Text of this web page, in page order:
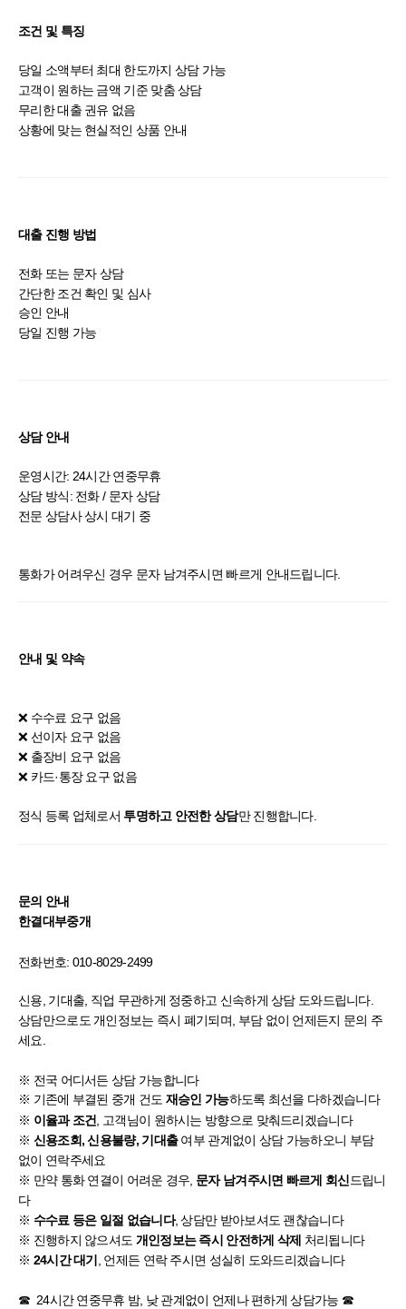
조건 및 특징
당일 소액부터 최대 한도까지 상담 가능
고객이 원하는 금액 기준 맞춤 상담
무리한 대출 권유 없음
상황에 맞는 현실적인 상품 안내
대출 진행 방법
전화 또는 문자 상담
간단한 조건 확인 및 심사
승인 안내
당일 진행 가능
상담 안내
운영시간: 24시간 연중무휴
상담 방식: 전화 / 문자 상담
전문 상담사 상시 대기 중
통화가 어려우신 경우 문자 남겨주시면 빠르게 안내드립니다.
안내 및 약속
❌ 수수료 요구 없음
❌ 선이자 요구 없음
❌ 출장비 요구 없음
❌ 카드·통장 요구 없음
정식 등록 업체로서 투명하고 안전한 상담만 진행합니다.
문의 안내
한결대부중개
전화번호: 010-8029-2499
신용, 기대출, 직업 무관하게 정중하고 신속하게 상담 도와드립니다.
상담만으로도 개인정보는 즉시 폐기되며, 부담 없이 언제든지 문의 주
세요.
※ 전국 어디서든 상담 가능합니다
※ 기존에 부결된 중개 건도 재승인 가능하도록 최선을 다하겠습니다
※ 이율과 조건
, 고객님이 원하시는 방향으로 맞춰드리겠습니다
※ 신용조회, 신용불량, 기대출여부 관계없이 상담 가능하오니 부담
없이 연락주세요
※ 만약 통화 연결이 어려운 경우, 문자 남겨주시면 빠르게 회신 드립니
다
※ 수수료 등은 일절 없습니다, 상담만 받아보셔도 괜찮습니다
※ 진행하지 않으셔도 개인정보는 즉시 안전하게 삭제 처리됩니다
※ 24시간 대기 , 언제든 연락 주시면 성실히 도와드리겠습니다
☎ 24시간 연중무휴 밤, 낮 관계없이 언제나 편하게 상담가능 ☎